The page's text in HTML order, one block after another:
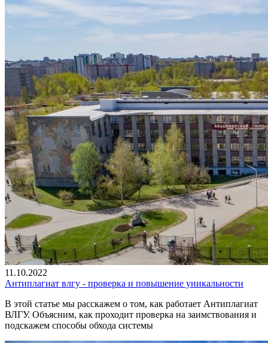
11.10.2022
Антиплагиат влгу - проверка и повышение уникальности
В этой статье мы расскажем о том, как работает Антиплагиат
ВЛГУ. Объясним, как проходит проверка на заимствования и
подскажем способы обхода системы